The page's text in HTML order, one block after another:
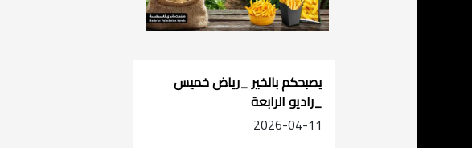
يصبحكم بالخير _رياض خميس
_راديو الرابعة
2026-04-11